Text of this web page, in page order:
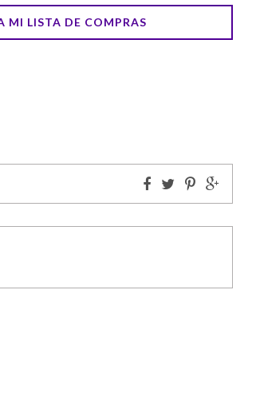
MI LISTA DE COMPRAS